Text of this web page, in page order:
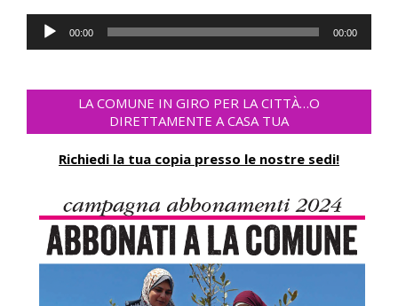
Audio
Player
00:00 00:00
LA COMUNE IN GIRO PER LA CITTÀ…O
DIRETTAMENTE A CASA TUA
Richiedi la tua copia presso le nostre sedi!